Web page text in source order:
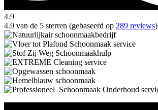
4.9
4.9 van de 5 sterren (gebaseerd op 289 reviews)